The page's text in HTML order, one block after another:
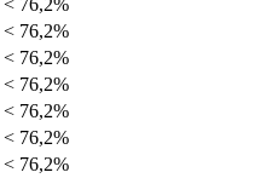
< 76,2%
< 76,2%
< 76,2%
< 76,2%
< 76,2%
< 76,2%